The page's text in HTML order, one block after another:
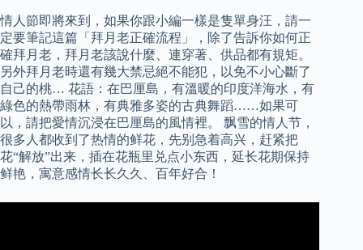
情人節即將來到，如果你跟小編一樣是隻單身汪，請一
定要筆記這篇「拜月老正確流程」，除了告訴你如何正
確拜月老，拜月老該說什麼、連穿著、供品都有規矩。
另外拜月老時還有幾大禁忌絕不能犯，以免不小心斷了
自己的桃… 花語：在巴厘島，有溫暖的印度洋海水，有
綠色的熱帶雨林，有典雅多姿的古典舞蹈……如果可
以，請把愛情沉浸在巴厘島的風情裡。 飘雪的情人节，
很多人都收到了热情的鲜花，先别急着高兴，赶紧把
花“解放”出来，插在花瓶里兑点小东西，延长花期保持
鲜艳，寓意感情长长久久、百年好合！